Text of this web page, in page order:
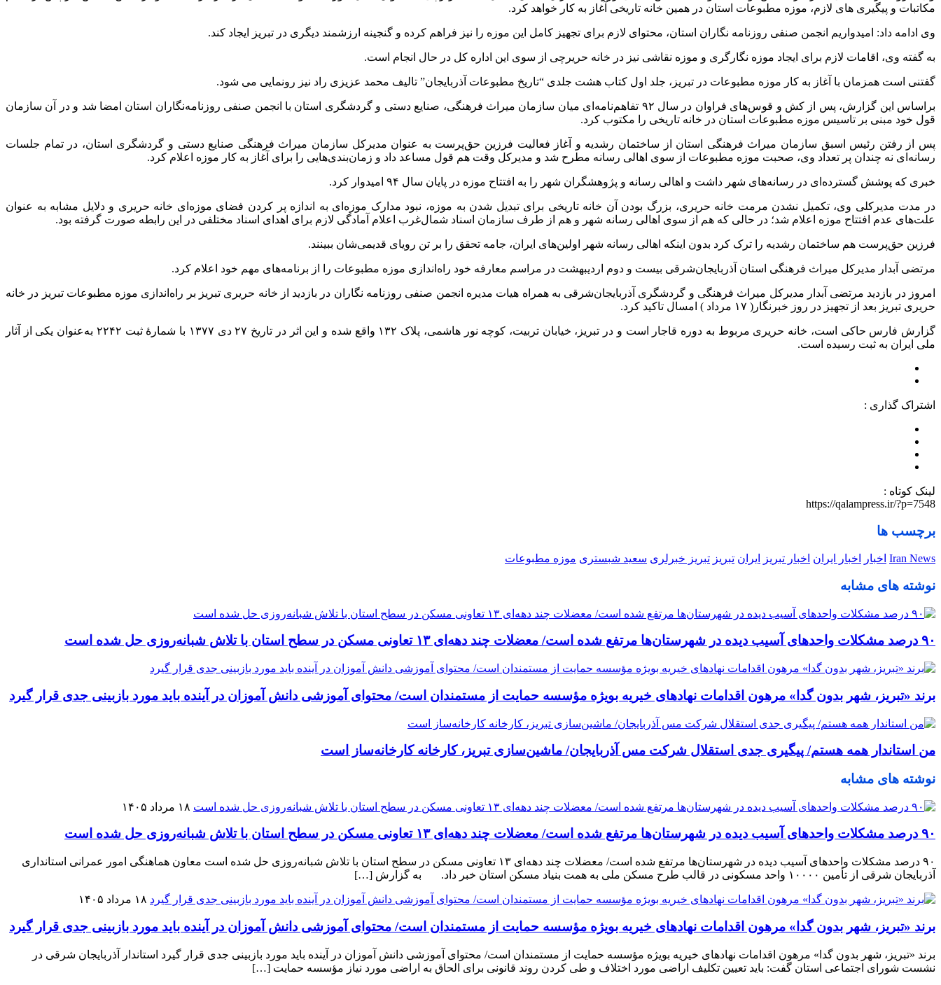
مکاتبات و پیگیری های لازم، موزه مطبوعات استان در همین خانه تاریخی آغاز به کار خواهد کرد.
وی ادامه داد: امیدواریم انجمن صنفی روزنامه نگاران استان، محتوای لازم برای تجهیز کامل این موزه را نیز فراهم کرده و گنجینه ارزشمند دیگری در تبریز ایجاد کند.
به گفته وی، اقامات لازم برای ایجاد موزه نگارگری و موزه نقاشی نیز در خانه حریرچی از سوی این اداره کل در حال انجام است.
گفتنی است همزمان با آغاز به کار موزه مطبوعات در تبریز، جلد اول کتاب هشت جلدی “تاریخ مطبوعات آذربایجان” تالیف محمد عزیزی راد نیز رونمایی می شود.
براساس این گزارش، پس از کش و قوس‌های فراوان در سال ۹۲ تفاهم‌نامه‌ای میان سازمان میراث فرهنگی، صنایع دستی و گردشگری استان با انجمن صنفی روزنامه‌نگاران استان امضا شد و در آن سازمان
قول خود مبنی بر تاسیس موزه مطبوعات استان در خانه تاریخی را مکتوب کرد.
پس از رفتن رئیس اسبق سازمان میراث فرهنگی استان از ساختمان رشدیه و آغاز فعالیت فرزین حق‌پرست به عنوان مدیرکل سازمان میراث فرهنگی صنایع دستی و گردشگری استان، در تمام جلسات
رسانه‌ای نه چندان پر تعداد وی، صحبت موزه مطبوعات از سوی اهالی رسانه مطرح شد و مدیرکل وقت هم قول مساعد داد و زمان‌بندی‌هایی را برای آغاز به کار موزه اعلام کرد.
خبری که پوشش گسترده‌ای در رسانه‌های شهر داشت و اهالی رسانه و پژوهشگران شهر را به افتتاح موزه در پایان سال ۹۴ امیدوار کرد.
در مدت مدیرکلی وی، تکمیل نشدن مرمت خانه حریری، بزرگ بودن آن خانه تاریخی برای تبدیل شدن به موزه، نبود مدارک موزه‌ای به اندازه پر کردن فضای موزه‌ای خانه حریری و دلایل مشابه به عنوان
علت‌های عدم افتتاح موزه اعلام شد؛ در حالی که هم از سوی اهالی رسانه شهر و هم از طرف سازمان اسناد شمال‌غرب اعلام آمادگی لازم برای اهدای اسناد مختلفی در این رابطه صورت گرفته بود.
فرزین حق‌پرست هم ساختمان رشدیه را ترک کرد بدون اینکه اهالی رسانه شهر اولین‌های ایران، جامه تحقق را بر تن رویای قدیمی‌شان ببینند.
مرتضی آبدار مدیرکل میراث فرهنگی استان آذربایجان‌شرقی بیست و دوم اردیبهشت در مراسم معارفه خود راه‌اندازی موزه مطبوعات را از برنامه‌های مهم خود اعلام کرد.
امروز در بازدید مرتضی آبدار مدیرکل میراث فرهنگی و گردشگری آذربایجان‌شرقی به همراه هیات مدیره انجمن صنفی روزنامه نگاران در بازدید از خانه حریری تبریز بر راه‌اندازی موزه مطبوعات تبریز در خانه
حریری تبریز بعد از تجهیز در روز خبرنگار( ۱۷ مرداد ) امسال تاکید کرد.
گزارش فارس حاکی است، خانه حریری مربوط به دوره قاجار است و در تبریز، خیابان تربیت، کوچه نور هاشمی، پلاک ۱۳۲ واقع شده و این اثر در تاریخ ۲۷ دی ۱۳۷۷ با شمارهٔ ثبت ۲۲۴۲ به‌عنوان یکی از آثار
ملی ایران به ثبت رسیده است.
اشتراک گذاری :
لینک کوتاه :
https://qalampress.ir/?p=7548
برچسب ها
Iran News اخبار اخبار ایران اخبار تبریز ایران تبریز تبریز خبرلری سعید شبستری موزه مطبوعات
نوشته های مشابه
٩٠ درصد مشکلات واحدهای آسیب دیده در شهرستان‌ها مرتفع شده است/ معضلات چند دهه‌ای ١٣ تعاونی مسکن در سطح استان با تلاش شبانه‌روزی حل شده است
برند «تبریز، شهر بدون گدا» مرهون اقدامات نهادهای خیریه بویژه مؤسسه حمایت از مستمندان است/ محتوای آموزشی دانش آموزان در آینده باید مورد بازبینی جدی قرار گیرد
من استاندار همه هستم/ پیگیری جدی استقلال شرکت مس آذربایجان/ ماشین‌سازی تبریز، کارخانه کارخانه‌ساز است
نوشته های مشابه
۱۸ مرداد ۱۴۰۵
٩٠ درصد مشکلات واحدهای آسیب دیده در شهرستان‌ها مرتفع شده است/ معضلات چند دهه‌ای ١٣ تعاونی مسکن در سطح استان با تلاش شبانه‌روزی حل شده است
٩٠ درصد مشکلات واحدهای آسیب دیده در شهرستان‌ها مرتفع شده است/ معضلات چند دهه‌ای ١٣ تعاونی مسکن در سطح استان با تلاش شبانه‌روزی حل شده است معاون هماهنگی امور عمرانی استانداری
آذربایجان شرقی از تأمین ١٠٠٠٠ واحد مسکونی در قالب طرح مسکن ملی به همت بنیاد مسکن استان خبر داد. به گزارش […]
۱۸ مرداد ۱۴۰۵
برند «تبریز، شهر بدون گدا» مرهون اقدامات نهادهای خیریه بویژه مؤسسه حمایت از مستمندان است/ محتوای آموزشی دانش آموزان در آینده باید مورد بازبینی جدی قرار گیرد
برند «تبریز، شهر بدون گدا» مرهون اقدامات نهادهای خیریه بویژه مؤسسه حمایت از مستمندان است/ محتوای آموزشی دانش آموزان در آینده باید مورد بازبینی جدی قرار گیرد استاندار آذربایجان شرقی در
نشست شورای اجتماعی استان گفت: باید تعیین تکلیف اراضی مورد اختلاف و طی کردن روند قانونی برای الحاق به اراضی مورد نیاز مؤسسه حمایت […]